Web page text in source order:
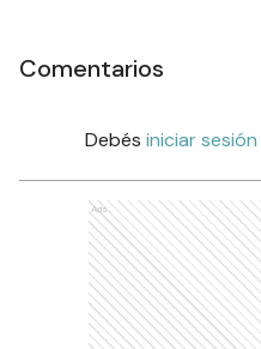
Comentarios
Debés iniciar sesión
Ads